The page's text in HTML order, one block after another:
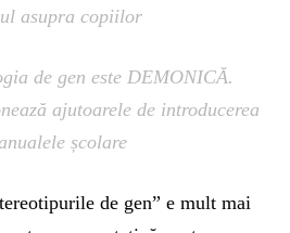
asupra copiilor
de gen este DEMONICĂ.
ajutoarele de introducerea
școlare
de gen” e mult mai